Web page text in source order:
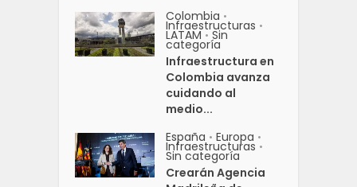
Colombia •
Infraestructuras •
LATAM • Sin
categoría
Infraestructura en
Colombia avanza
cuidando al
medio...
España • Europa •
Infraestructuras •
Sin categoría
Crearán Agencia